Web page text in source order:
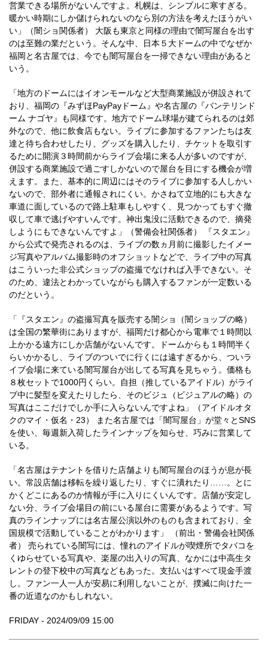
営業できる場所がないんですよ。札幌は、シンプルに寒すぎる。
暖かい時期にしか儲けられないのなら別の方法を考えたほうがい
い」（闇ショ関係者） 大阪も東京と同様の理由で闇写屋台を出す
のは至難の業だという。そんな中、日本５大ドームの中でなぜか
福岡と名古屋では、今でも闇写屋台を一掃できない理由があると
いう。
「地方のドームにはイオンモールなど大型商業施設が併設されて
おり、福岡の『みずほPayPayドーム』や名古屋の『バンテリンド
ーム ナゴヤ』も同様です。地方でドーム球場が建てられるのは郊
外なので、他に飲食店もない。ライブに参加するファンたちは友
達と待ち合わせしたり、グッズを購入したり、チケットを取引す
るために開演３時間前からライブ会場に来る人が多いのですが、
併設する商業施設で過ごすしかないので屋台を目にする機会が増
えます。また、基本的に周辺にはそのライブに参加する人しかい
ないので、部外者に通報されにくい。かさねて立地的にも大きな
車道に面しているので路上駐車もしやすく、見つかってもすぐ撤
収して車で逃げやすいんです。神出鬼没に活動できるので、摘発
しようにもできないんですよ」（警備会社関係者） 『スタエン』
から公式で発売されるのは、ライブの数ヵ月前に撮影したイメー
ジ写真やアルバム撮影時のオフショットなどで、ライブ中の写真
はこういった非公式ショップの盗撮でなければ入手できない。そ
のため、違法とわかっていながらも購入するファンが一定数いる
のだという。
「『スタエン』の盗撮写真を販売する闇ショ（闇ショップの略）
は全国の繁華街にありますが、福岡だけ都心から電車で１時間以
上かかる遠方にしか店舗がないんです。ドームからも１時間半く
らいかかるし、ライブのついでに行くには遠すぎるから、ついラ
イブ会場に来ている闇写屋台が出してる写真を見ちゃう。価格も
８枚セットで1000円くらい。自担（推しているアイドル）がライ
ブ中に髪型を変えたりしたら、そのビジュ（ビジュアルの略）の
写真はここだけでしか手に入らないんですよね」（アイドルオタ
クのマイ・仮名・23） また名古屋では「闇写屋台」が堂々とSNS
を使い、毎週新入荷したラインナップを知らせ、巧みに営業して
いる。
「名古屋はテナントを借りた店舗よりも闇写屋台のほうが息が長
い。常設店舗は移転を繰り返したり、すぐに潰れたり……。とに
かくどこにあるのか情報が手に入りにくいんです。店舗が安定し
ない分、ライブ会場目の前にいる屋台に需要があるようです。写
真のラインナップには名古屋公演以外のものも含まれており、全
国規模で活動していることがわかります」 （前出・警備会社関係
者） 売られている闇写には、憧れのアイドルが喫煙所でタバコを
くゆらせている写真や、楽屋の出入りの写真、なかには中高生タ
レントの登下校中の写真などもあった。支払いはすべて現金手渡
し。ファン一人一人が安易に利用しないことが、撲滅に向けた一
番の近道なのかもしれない。
FRIDAY - 2024/09/09 15:00